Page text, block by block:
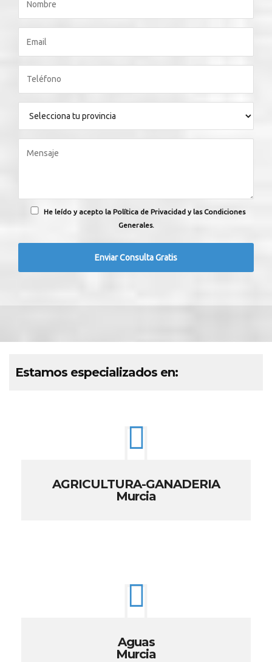
He leído y acepto la Política de Privacidad y las Condiciones
Generales.
Estamos especializados en:
AGRICULTURA-GANADERIA
Murcia
Aguas
Murcia